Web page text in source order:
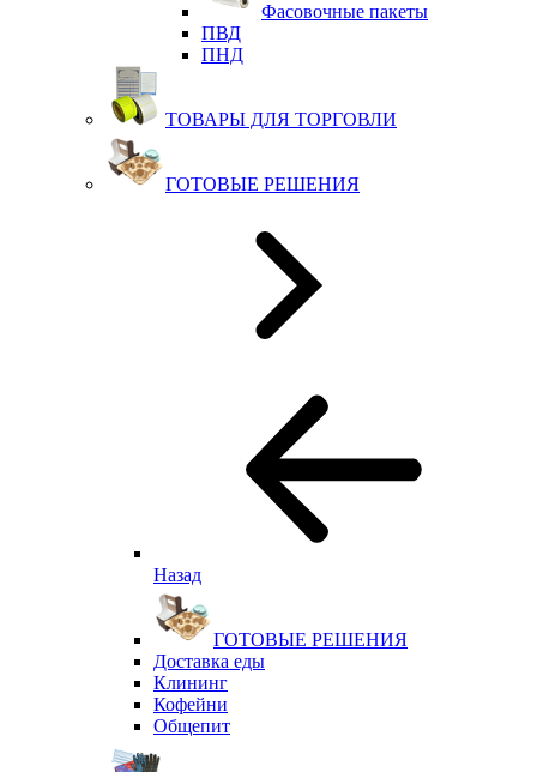
Фасовочные пакеты
ПВД
ПНД
ТОВАРЫ ДЛЯ ТОРГОВЛИ
ГОТОВЫЕ РЕШЕНИЯ
Назад
ГОТОВЫЕ РЕШЕНИЯ
Доставка еды
Клининг
Кофейни
Общепит